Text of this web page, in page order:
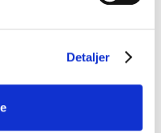
Detaljer